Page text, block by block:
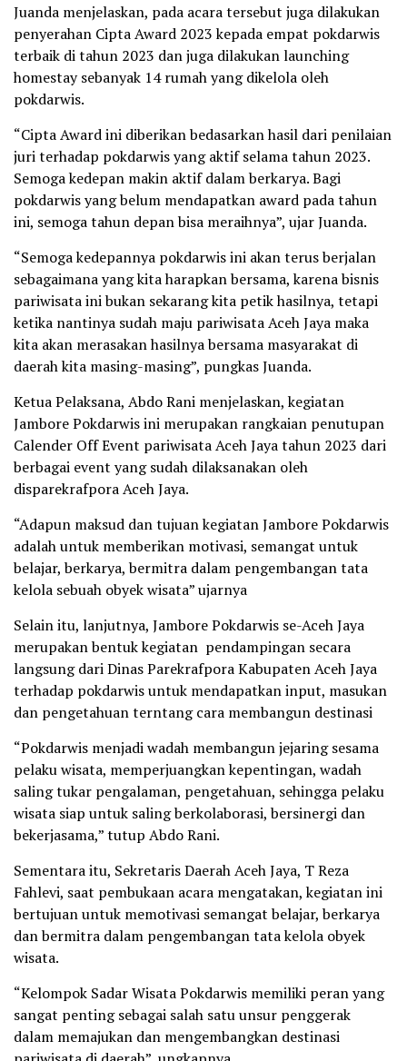
Juanda menjelaskan, pada acara tersebut juga dilakukan
penyerahan Cipta Award 2023 kepada empat pokdarwis
terbaik di tahun 2023 dan juga dilakukan launching
homestay sebanyak 14 rumah yang dikelola oleh
pokdarwis.
“Cipta Award ini diberikan bedasarkan hasil dari penilaian
juri terhadap pokdarwis yang aktif selama tahun 2023.
Semoga kedepan makin aktif dalam berkarya. Bagi
pokdarwis yang belum mendapatkan award pada tahun
ini, semoga tahun depan bisa meraihnya”, ujar Juanda.
“Semoga kedepannya pokdarwis ini akan terus berjalan
sebagaimana yang kita harapkan bersama, karena bisnis
pariwisata ini bukan sekarang kita petik hasilnya, tetapi
ketika nantinya sudah maju pariwisata Aceh Jaya maka
kita akan merasakan hasilnya bersama masyarakat di
daerah kita masing-masing”, pungkas Juanda.
Ketua Pelaksana, Abdo Rani menjelaskan, kegiatan
Jambore Pokdarwis ini merupakan rangkaian penutupan
Calender Off Event pariwisata Aceh Jaya tahun 2023 dari
berbagai event yang sudah dilaksanakan oleh
disparekrafpora Aceh Jaya.
“Adapun maksud dan tujuan kegiatan Jambore Pokdarwis
adalah untuk memberikan motivasi, semangat untuk
belajar, berkarya, bermitra dalam pengembangan tata
kelola sebuah obyek wisata” ujarnya
Selain itu, lanjutnya, Jambore Pokdarwis se-Aceh Jaya
merupakan bentuk kegiatan pendampingan secara
langsung dari Dinas Parekrafpora Kabupaten Aceh Jaya
terhadap pokdarwis untuk mendapatkan input, masukan
dan pengetahuan terntang cara membangun destinasi
“Pokdarwis menjadi wadah membangun jejaring sesama
pelaku wisata, memperjuangkan kepentingan, wadah
saling tukar pengalaman, pengetahuan, sehingga pelaku
wisata siap untuk saling berkolaborasi, bersinergi dan
bekerjasama,” tutup Abdo Rani.
Sementara itu, Sekretaris Daerah Aceh Jaya, T Reza
Fahlevi, saat pembukaan acara mengatakan, kegiatan ini
bertujuan untuk memotivasi semangat belajar, berkarya
dan bermitra dalam pengembangan tata kelola obyek
wisata.
“Kelompok Sadar Wisata Pokdarwis memiliki peran yang
sangat penting sebagai salah satu unsur penggerak
dalam memajukan dan mengembangkan destinasi